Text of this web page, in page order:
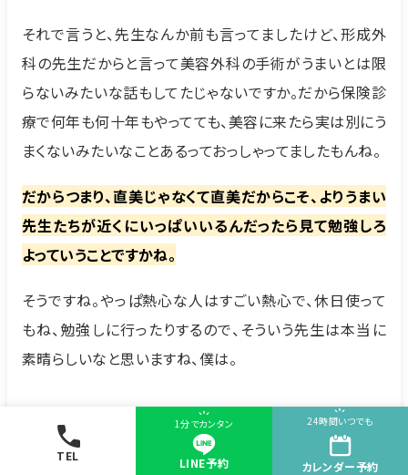
TEL
1分でカンタン
LINE予約
24時間いつでも
カレンダー予約
それで言うと、先生なんか前も言ってましたけど、形成外
科の先生だからと言って美容外科の手術がうまいとは限
らないみたいな話もしてたじゃないですか。だから保険診
療で何年も何十年もやってても、美容に来たら実は別にう
まくないみたいなことあるっておっしゃってましたもんね。
だからつまり、直美じゃなくて直美だからこそ、よりうまい
先生たちが近くにいっぱいいるんだったら見て勉強しろ
よっていうことですかね。
そうですね。やっぱ熱心な人はすごい熱心で、休日使って
もね、勉強しに行ったりするので、そういう先生は本当に
素晴らしいなと思いますね、僕は。